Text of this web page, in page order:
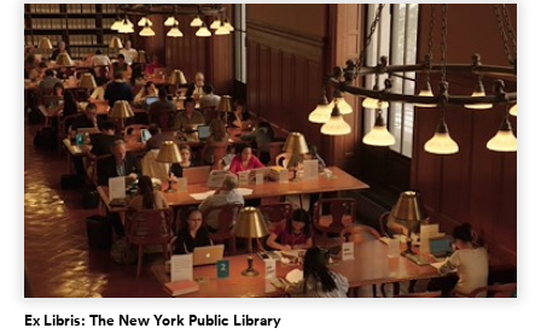
Ex Libris: The New York Public Library